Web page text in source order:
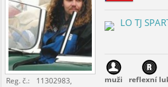
Reg. č.: 11302983,
LO TJ
muži reflexní